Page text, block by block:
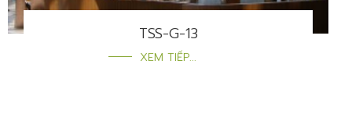
TSS-G-13
XEM TIẾP...